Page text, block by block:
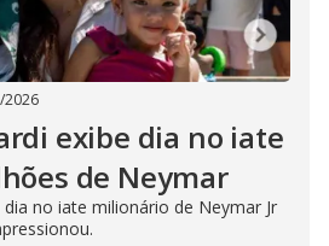
2026
exibe dia no iate
de Neymar
no iate milionário de Neymar Jr